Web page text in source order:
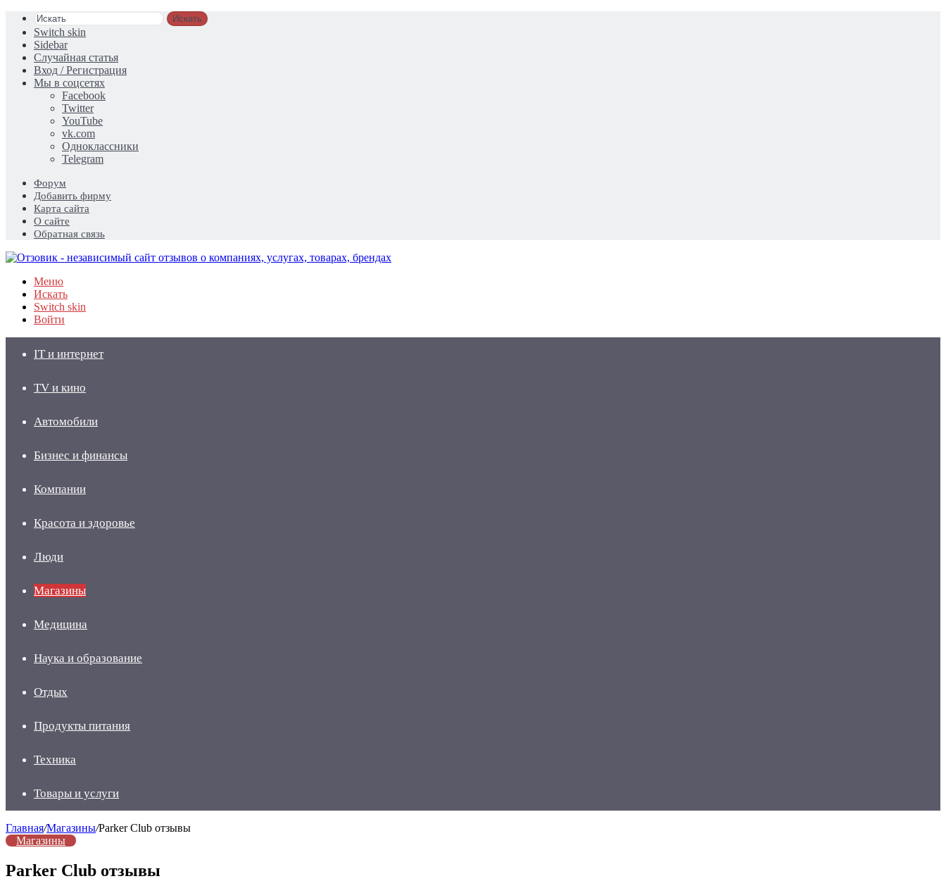
Искать
Switch skin
Sidebar
Случайная статья
Вход / Регистрация
Мы в соцсетях
Facebook
Twitter
YouTube
vk.com
Одноклассники
Telegram
Форум
Добавить фирму
Карта сайта
О сайте
Обратная связь
Меню
Искать
Switch skin
Войти
IT и интернет
TV и кино
Автомобили
Бизнес и финансы
Компании
Красота и здоровье
Люди
Магазины
Медицина
Наука и образование
Отдых
Продукты питания
Техника
Товары и услуги
Главная/Магазины/Parker Club отзывы
Магазины
Parker Club отзывы